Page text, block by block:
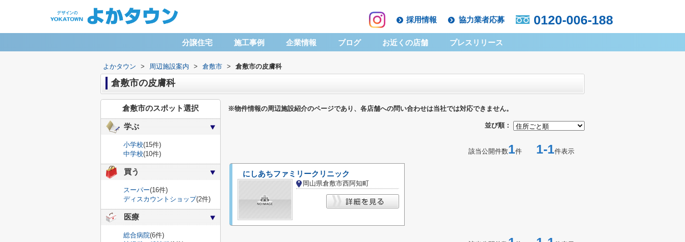
採用情報 協力業者応募 0120-006-188
分譲住宅 施工事例 企業情報 ブログ お近くの店舗 プレスリリース
よかタウン > 周辺施設案内 > 倉敷市 > 倉敷市の皮膚科
倉敷市の皮膚科
※物件情報の周辺施設紹介のページであり、各店舗への問い合わせは当社では対応できません。
並び順：
該当公開件数1件 1-1件表示
にしあちファミリークリニック
岡山県倉敷市西阿知町
倉敷市のスポット選択
学ぶ
小学校(15件)
中学校(10件)
買う
スーパー(16件)
ディスカウントショップ(2件)
医療
総合病院(6件)